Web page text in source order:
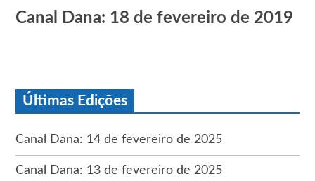
Canal Dana: 18 de fevereiro de 2019
Últimas Edições
Canal Dana: 14 de fevereiro de 2025
Canal Dana: 13 de fevereiro de 2025